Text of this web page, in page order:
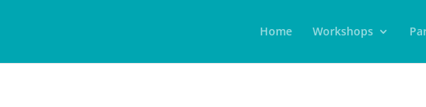
Home Workshops